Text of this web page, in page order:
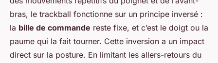
bras, le trackball fonctionne sur un principe inversé :
la bille de commande reste fixe, et c’est le doigt ou la
paume qui la fait tourner. Cette inversion a un impact
direct sur la posture. En limitant les allers-retours du